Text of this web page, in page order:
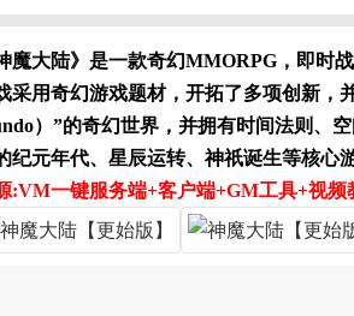
魔大陆》是一款奇幻MMORPG，即时战
采用奇幻游戏题材，开拓了多项创新，
）”的奇幻世界，并拥有时间法则、
纪元年代、星辰运转、神祇诞生等核心
:VM一键服务端+客户端+GM工具+视频